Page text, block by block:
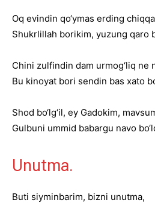
Oq evindin qo‘ymas erding
Shukrlillah borikim, yuzung qaro
Chini zulfindin dam urmog‘liq ne
Bu kinoyat bori sendin bas xato
Shod bo‘lg‘il, ey Gadokim,
Gulbuni ummid babargu navo
Unutma.
Buti siyminbarim, bizni unutma,